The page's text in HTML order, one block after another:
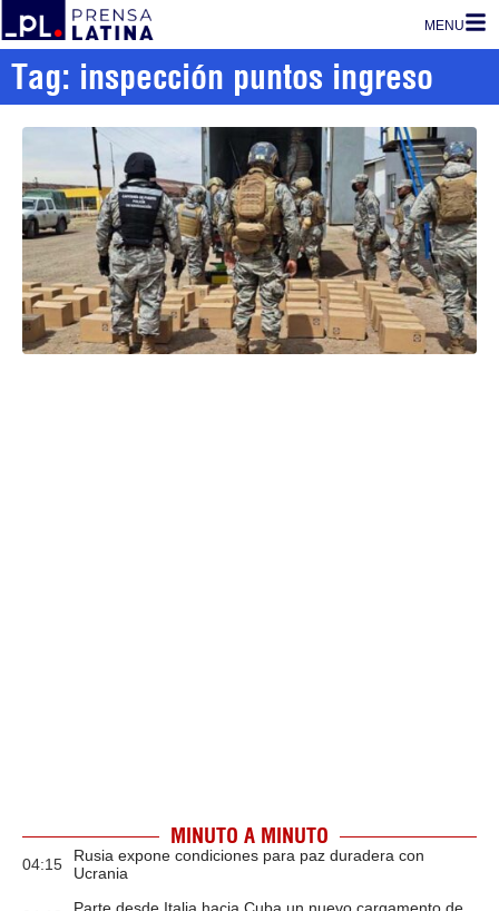
MENU
Tag: inspección puntos ingreso
MINUTO A MINUTO
04:15
Rusia expone condiciones para paz duradera con
Ucrania